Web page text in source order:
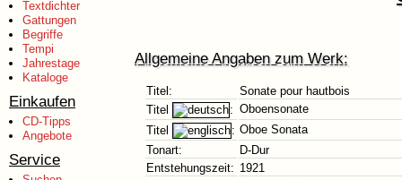
Textdichter
Gattungen
Begriffe
Tempi
Jahrestage
Kataloge
Einkaufen
CD-Tipps
Angebote
Service
Allgemeine Angaben zum Werk:
Titel:
Sonate pour hautbois
Titel
: Oboensonate
Titel
: Oboe Sonata
Tonart:
D-Dur
Entstehungszeit: 1921